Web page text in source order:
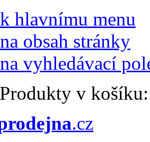
hlavnímu menu
obsah stránky
vyhledávací
Produkty v
.cz